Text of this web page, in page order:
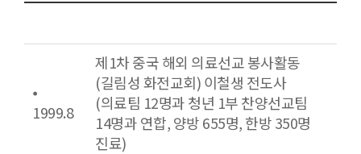
⦁
1999.8
제1차 중국 해외 의료선교 봉사활동
(길림성 화전교회) 이철생 전도사
(의료팀 12명과 청년 1부 찬양선교팀
14명과 연합, 양방 655명, 한방 350명
진료)